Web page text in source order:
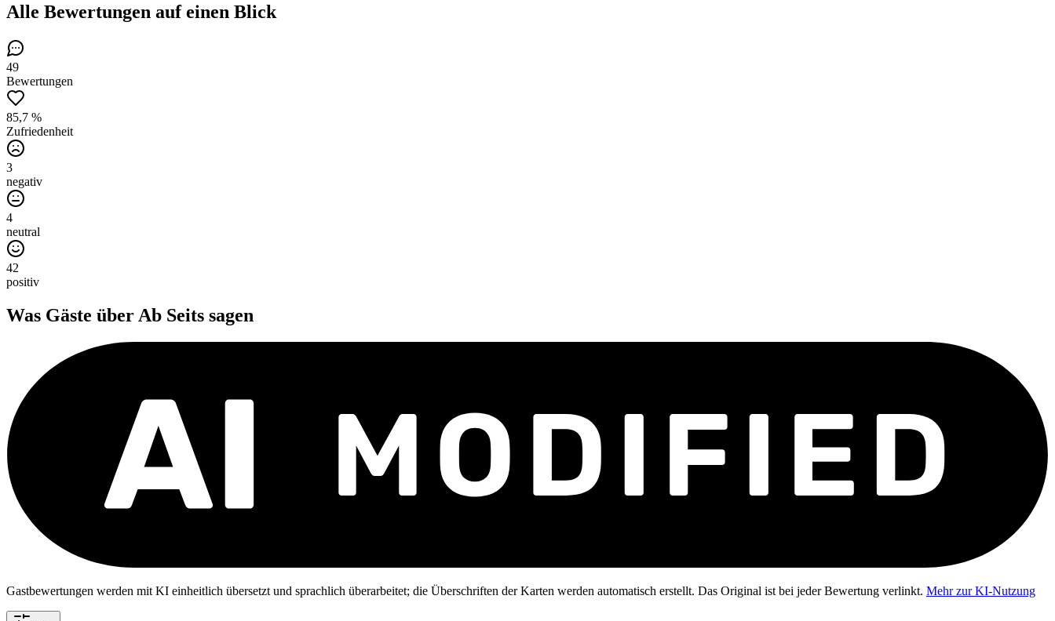
Alle Bewertungen auf einen Blick
49
Bewertungen
85,7 %
Zufriedenheit
3
negativ
4
neutral
42
positiv
Was Gäste über Ab Seits sagen
Gastbewertungen werden mit KI einheitlich übersetzt und sprachlich überarbeitet; die Überschriften der Karten werden automatisch erstellt. Das Original ist bei jeder Bewertung verlinkt. Mehr zur KI-Nutzung